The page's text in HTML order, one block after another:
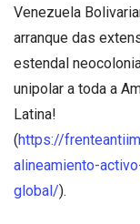
Venezuela
arranque das
estendal
unipolar a toda a
Latina!
(https://
alineamiento-
global/).